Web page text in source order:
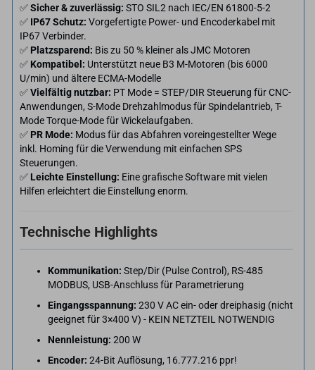
✅Sicher & zuverlässig: STO SIL2 nach IEC/EN 61800-5-2
✅ IP67 Schutz: Vorgefertigte Power- und Encoderkabel mit
IP67 Verbinder.
✅ Platzsparend: Bis zu 50 % kleiner als JMC Motoren
✅ Kompatibel: Unterstützt neue B3 M-Motoren (bis 6000
U/min) und ältere ECMA-Modelle
✅Vielfältig nutzbar: PT Mode = STEP/DIR Steuerung für CNC-
Anwendungen, S-Mode Drehzahlmodus für Spindelantrieb, T-
Mode Torque-Mode für Wickelaufgaben.
✅ PR Mode: Modus für das Abfahren voreingestellter Wege
inkl. Homing für die Verwendung mit einfachen SPS
Steuerungen.
✅ Leichte Einstellung: Eine grafische Software mit vielen
Hilfen erleichtert die Einstellung enorm.
Technische Highlights
Kommunikation: Step/Dir (Pulse Control), RS-485
MODBUS, USB-Anschluss für Parametrierung
Eingangsspannung: 230 V AC ein- oder dreiphasig (nicht
geeignet für 3×400 V) - KEIN NETZTEIL NOTWENDIG
Nennleistung: 200 W
Encoder: 24-Bit Auflösung, 16.777.216 ppr!